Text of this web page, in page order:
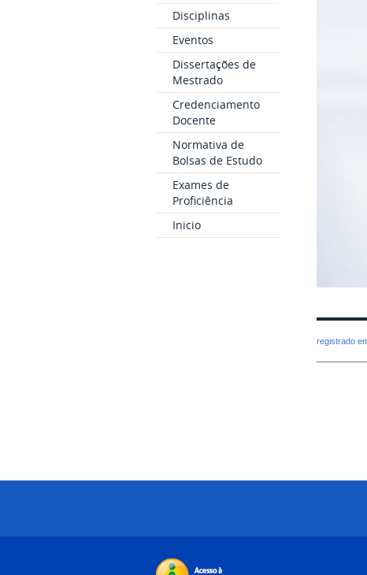
Disciplinas
Eventos
Dissertações de
Mestrado
Credenciamento
Docente
Normativa de
Bolsas de Estudo
Exames de
Proficiência
Inicio
registrado